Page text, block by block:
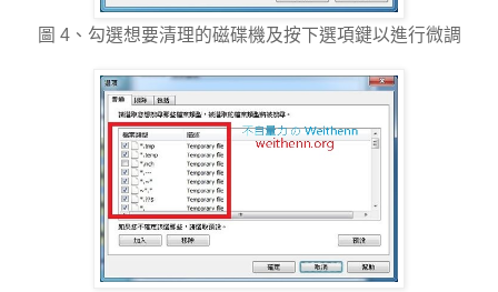
圖 4、勾選想要清理的磁碟機及按下選項鍵以進行微調